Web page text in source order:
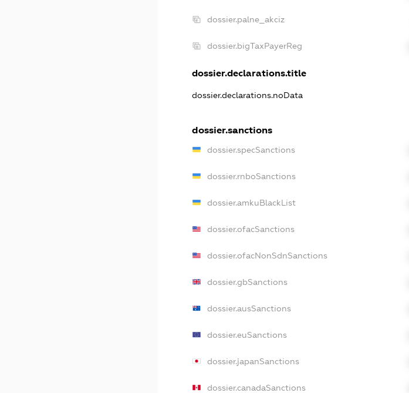
dossier.palne_akciz
dossier.bigTaxPayerReg
dossier.declarations.title
dossier.declarations.noData
dossier.sanctions
dossier.specSanctions
dossier.rnboSanctions
dossier.amkuBlackList
dossier.ofacSanctions
dossier.ofacNonSdnSanctions
dossier.gbSanctions
dossier.ausSanctions
dossier.euSanctions
dossier.japanSanctions
dossier.canadaSanctions